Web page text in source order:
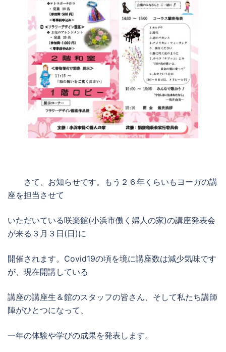
さて、お知らせです。もう２６年くらいもヨーガの講
座を担当させて
いただいている咲楽館(小浜市働く婦人の家)の講座発表会
が来る３月３日(日)に
開催されます。Covid19の頃を境に講座数は減少気味です
が、現在開講している
講座の講座生＆館のスタッフの皆さん、そして私たち講師
陣がひとつになって、
一年の体験や学びの成果を発表します。